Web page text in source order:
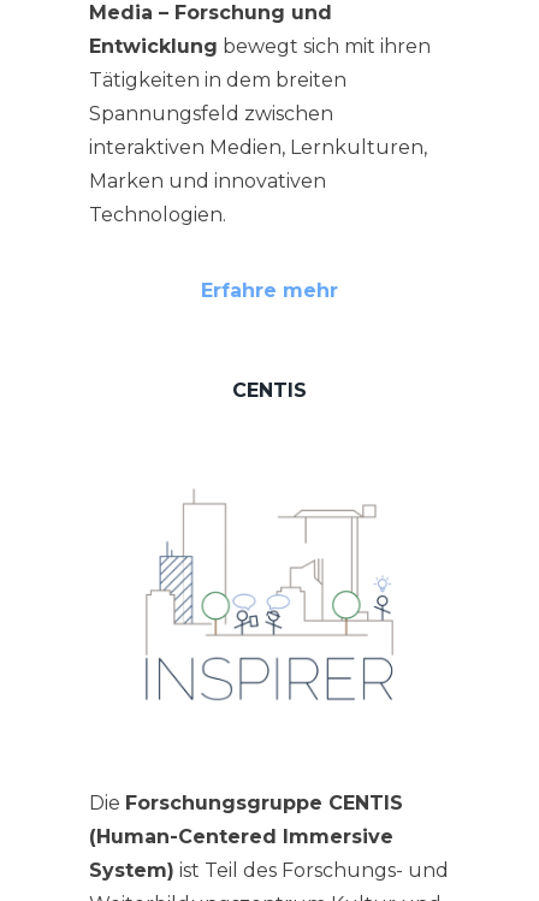
Media – Forschung und
Entwicklung bewegt sich mit ihren
Tätigkeiten in dem breiten
Spannungsfeld zwischen
interaktiven Medien, Lernkulturen,
Marken und innovativen
Technologien.
Erfahre mehr
CENTIS
Die Forschungsgruppe CENTIS
(Human-Centered Immersive
System) ist Teil des Forschungs- und